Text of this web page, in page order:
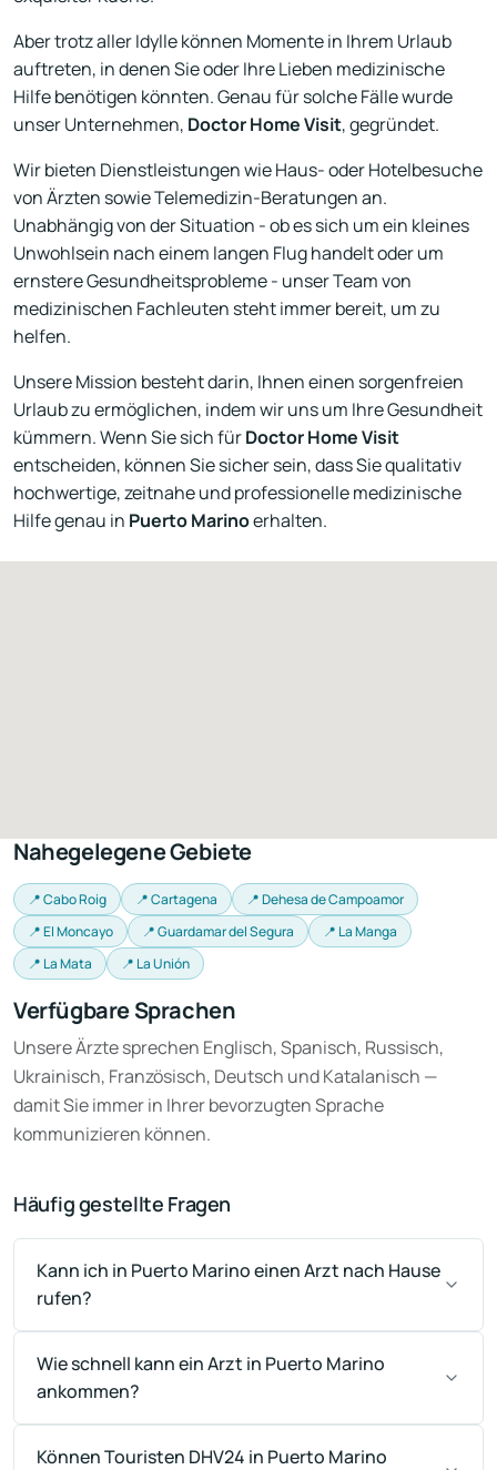
Aber trotz aller Idylle können Momente in Ihrem Urlaub
auftreten, in denen Sie oder Ihre Lieben medizinische
Hilfe benötigen könnten. Genau für solche Fälle wurde
unser Unternehmen, Doctor Home Visit, gegründet.
Wir bieten Dienstleistungen wie Haus- oder Hotelbesuche
von Ärzten sowie Telemedizin-Beratungen an.
Unabhängig von der Situation - ob es sich um ein kleines
Unwohlsein nach einem langen Flug handelt oder um
ernstere Gesundheitsprobleme - unser Team von
medizinischen Fachleuten steht immer bereit, um zu
helfen.
Unsere Mission besteht darin, Ihnen einen sorgenfreien
Urlaub zu ermöglichen, indem wir uns um Ihre Gesundheit
kümmern. Wenn Sie sich fürDoctor Home Visit
entscheiden, können Sie sicher sein, dass Sie qualitativ
hochwertige, zeitnahe und professionelle medizinische
Hilfe genau in Puerto Marinoerhalten.
Nahegelegene Gebiete
📍 Cabo Roig 📍 Cartagena
📍 Dehesa de Campoamor
📍 El Moncayo
📍 Guardamar del Segura
📍 La Manga
📍 La Mata
📍 La Unión
Verfügbare Sprachen
Unsere Ärzte sprechen Englisch, Spanisch, Russisch,
Ukrainisch, Französisch, Deutsch und Katalanisch —
damit Sie immer in Ihrer bevorzugten Sprache
kommunizieren können.
Häufig gestellte Fragen
Kann ich in Puerto Marino einen Arzt nach Hause
rufen?
Wie schnell kann ein Arzt in Puerto Marino
ankommen?
Können Touristen DHV24 in Puerto Marino